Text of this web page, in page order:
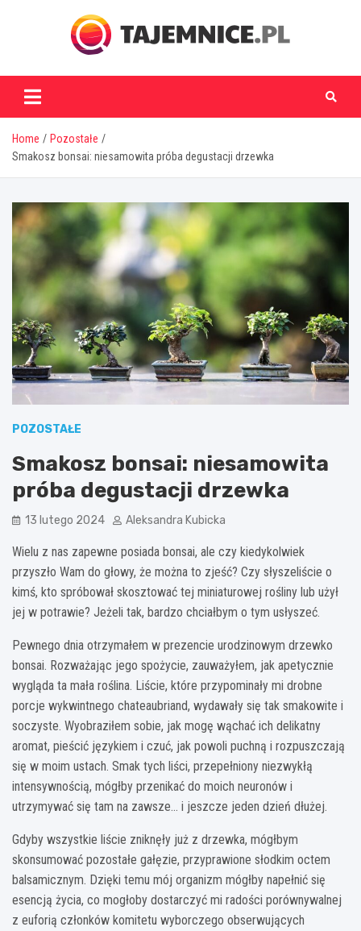
tajemnice.pl
Home
Pozostałe
Smakosz bonsai: niesamowita próba degustacji drzewka
POZOSTAŁE
Smakosz bonsai: niesamowita
próba degustacji drzewka
13 lutego 2024 Aleksandra Kubicka
Wielu z nas zapewne posiada bonsai, ale czy kiedykolwiek
przyszło Wam do głowy, że można to zjeść? Czy słyszeliście o
kimś, kto spróbował skosztować tej miniaturowej rośliny lub użył
jej w potrawie? Jeżeli tak, bardzo chciałbym o tym usłyszeć.
Pewnego dnia otrzymałem w prezencie urodzinowym drzewko
bonsai. Rozważając jego spożycie, zauważyłem, jak apetycznie
wygląda ta mała roślina. Liście, które przypominały mi drobne
porcje wykwintnego chateaubriand, wydawały się tak smakowite i
soczyste. Wyobraziłem sobie, jak mogę wąchać ich delikatny
aromat, pieścić językiem i czuć, jak powoli puchną i rozpuszczają
się w moim ustach. Smak tych liści, przepełniony niezwykłą
intensywnością, mógłby przenikać do moich neuronów i
utrzymywać się tam na zawsze… i jeszcze jeden dzień dłużej.
Gdyby wszystkie liście zniknęły już z drzewka, mógłbym
skonsumować pozostałe gałęzie, przyprawione słodkim octem
balsamicznym. Dzięki temu mój organizm mógłby napełnić się
esencją życia, co mogłoby dostarczyć mi radości porównywalnej
z euforią członków komitetu wyborczego obserwujących